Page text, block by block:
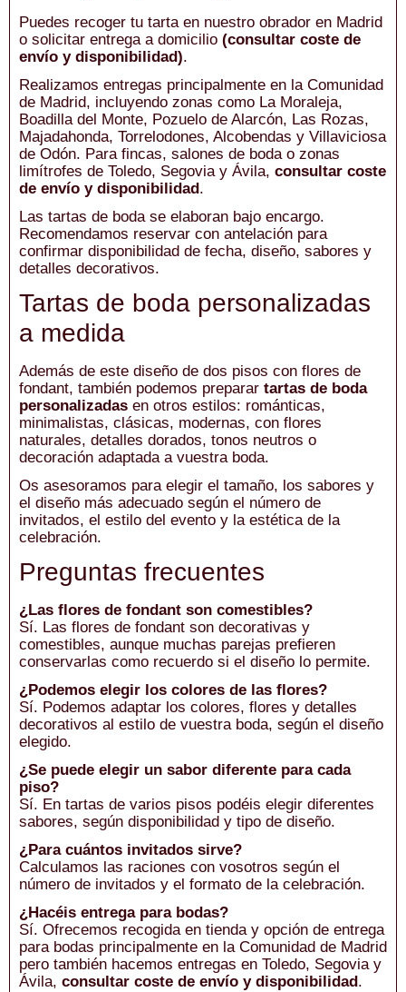
Puedes recoger tu tarta en nuestro obrador en Madrid
o solicitar entrega a domicilio (consultar coste de
envío y disponibilidad).
Realizamos entregas principalmente en la Comunidad
de Madrid, incluyendo zonas como La Moraleja,
Boadilla del Monte, Pozuelo de Alarcón, Las Rozas,
Majadahonda, Torrelodones, Alcobendas y Villaviciosa
de Odón. Para fincas, salones de boda o zonas
limítrofes de Toledo, Segovia y Ávila, consultar coste
de envío y disponibilidad .
Las tartas de boda se elaboran bajo encargo.
Recomendamos reservar con antelación para
confirmar disponibilidad de fecha, diseño, sabores y
detalles decorativos.
Tartas de boda personalizadas
a medida
Además de este diseño de dos pisos con flores de
fondant, también podemos preparar tartas de boda
personalizadas en otros estilos: románticas,
minimalistas, clásicas, modernas, con flores
naturales, detalles dorados, tonos neutros o
decoración adaptada a vuestra boda.
Os asesoramos para elegir el tamaño, los sabores y
el diseño más adecuado según el número de
invitados, el estilo del evento y la estética de la
celebración.
Preguntas frecuentes
¿Las flores de fondant son comestibles?
Sí. Las flores de fondant son decorativas y
comestibles, aunque muchas parejas prefieren
conservarlas como recuerdo si el diseño lo permite.
¿Podemos elegir los colores de las flores?
Sí. Podemos adaptar los colores, flores y detalles
decorativos al estilo de vuestra boda, según el diseño
elegido.
¿Se puede elegir un sabor diferente para cada
piso?
Sí. En tartas de varios pisos podéis elegir diferentes
sabores, según disponibilidad y tipo de diseño.
¿Para cuántos invitados sirve?
Calculamos las raciones con vosotros según el
número de invitados y el formato de la celebración.
¿Hacéis entrega para bodas?
Sí. Ofrecemos recogida en tienda y opción de entrega
para bodas principalmente en la Comunidad de Madrid
pero también hacemos entregas en Toledo, Segovia y
Ávila, consultar coste de envío y disponibilidad .